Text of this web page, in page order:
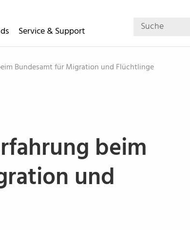
Service & Support
Bundesamt für Migration und Flüchtlinge
beim
und